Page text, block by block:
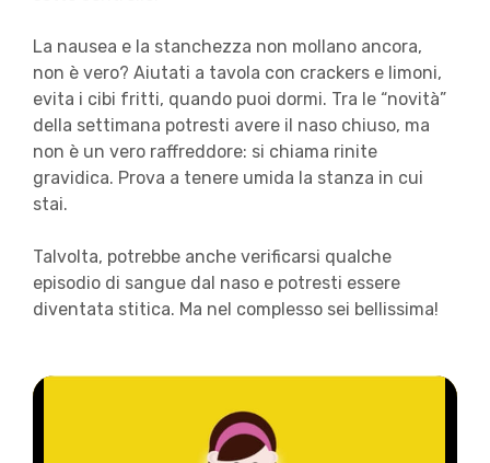
La nausea e la stanchezza non mollano ancora,
non è vero? Aiutati a tavola con crackers e limoni,
evita i cibi fritti, quando puoi dormi. Tra le “novità”
della settimana potresti avere il naso chiuso, ma
non è un vero raffreddore: si chiama rinite
gravidica. Prova a tenere umida la stanza in cui
stai.
Talvolta, potrebbe anche verificarsi qualche
episodio di sangue dal naso e potresti essere
diventata stitica. Ma nel complesso sei bellissima!